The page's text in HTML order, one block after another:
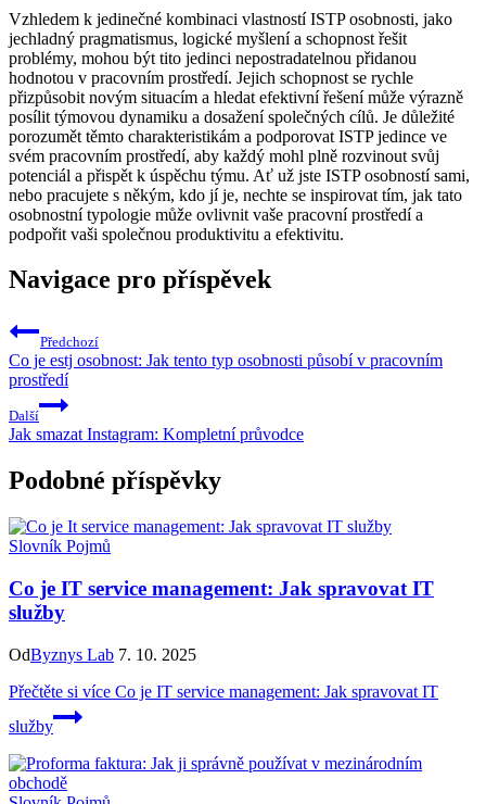
Vzhledem k jedinečné kombinaci vlastností ISTP osobnosti, jako
jechladný pragmatismus, logické myšlení a schopnost řešit
problémy, mohou být tito jedinci nepostradatelnou přidanou
hodnotou v pracovním prostředí. Jejich schopnost se rychle
přizpůsobit novým situacím a hledat efektivní řešení může výrazně
posílit týmovou dynamiku a dosažení společných cílů. Je důležité
porozumět těmto charakteristikám a podporovat ISTP jedince ve
svém pracovním prostředí, aby každý mohl plně rozvinout svůj
potenciál a přispět k úspěchu týmu. Ať už jste ISTP osobností sami,
nebo pracujete s někým, kdo jí je, nechte se inspirovat tím, jak tato
osobnostní typologie může ovlivnit vaše pracovní prostředí a
podpořit vaši společnou produktivitu a efektivitu.
Navigace pro příspěvek
Předchozí
Co je estj osobnost: Jak tento typ osobnosti působí v pracovním
prostředí
Další
Jak smazat Instagram: Kompletní průvodce
Podobné příspěvky
Slovník Pojmů
Co je IT service management: Jak spravovat IT
služby
OdByznys Lab 7. 10. 2025
Přečtěte si více Co je IT service management: Jak spravovat IT
služby